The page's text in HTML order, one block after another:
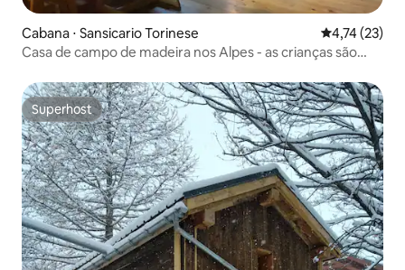
Cabana ⋅ Sansicario Torinese 4,74 de uma
4,74 (23)
Casa de campo de madeira nos Alpes - as crianças são
Superhost
Superhost